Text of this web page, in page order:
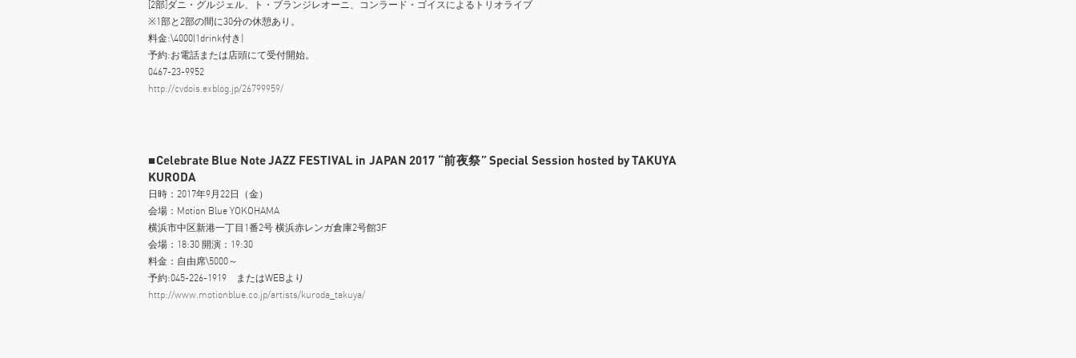
[2部]ダニ・グルジェル、ト・ブランジレオーニ、コンラード・ゴイスによるトリオライブ
※1部と2部の間に30分の休憩あり。
料金:\4000(1drink付き)
予約:お電話または店頭にて受付開始。
0467-23-9952
http://cvdois.exblog.jp/26799959/
■Celebrate Blue Note JAZZ FESTIVAL in JAPAN 2017 “前夜祭” Special Session hosted by TAKUYA
KURODA
日時：2017年9月22日（金）
会場：Motion Blue YOKOHAMA
横浜市中区新港一丁目1番2号 横浜赤レンガ倉庫2号館3F
会場：18:30 開演：19:30
料金：自由席\5000～
予約:045-226-1919 またはWEBより
http://www.motionblue.co.jp/artists/kuroda_takuya/